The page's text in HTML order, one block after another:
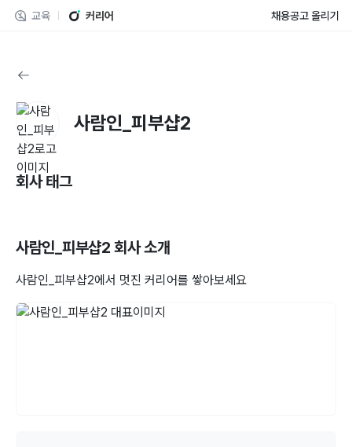
교육 커리어 채용공고 올리기
사람인_피부샵2
회사 태그
사람인_피부샵2 회사 소개
사람인_피부샵2에서 멋진 커리어를 쌓아보세요